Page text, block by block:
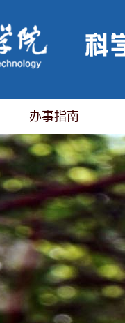
办事指南